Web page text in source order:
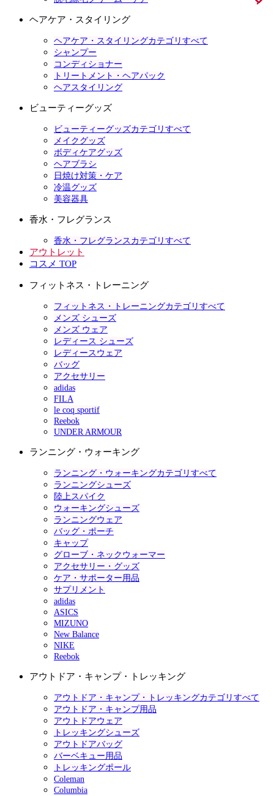
ヘアケア・スタイリング
ヘアケア・スタイリングカテゴリすべて
シャンプー
コンディショナー
トリートメント・ヘアパック
ヘアスタイリング
ビューティーグッズ
ビューティーグッズカテゴリすべて
メイクグッズ
ボディケアグッズ
ヘアブラシ
日焼け対策・ケア
冷温グッズ
美容器具
香水・フレグランス
香水・フレグランスカテゴリすべて
アウトレット
コスメ TOP
フィットネス・トレーニング
フィットネス・トレーニングカテゴリすべて
メンズ シューズ
メンズ ウェア
レディース シューズ
レディースウェア
バッグ
アクセサリー
adidas
FILA
le coq sportif
Reebok
UNDER ARMOUR
ランニング・ウォーキング
ランニング・ウォーキングカテゴリすべて
ランニングシューズ
陸上スパイク
ウォーキングシューズ
ランニングウェア
バッグ・ポーチ
キャップ
グローブ・ネックウォーマー
アクセサリー・グッズ
ケア・サポーター用品
サプリメント
adidas
ASICS
MIZUNO
New Balance
NIKE
Reebok
アウトドア・キャンプ・トレッキング
アウトドア・キャンプ・トレッキングカテゴリすべて
アウトドア・キャンプ用品
アウトドアウェア
トレッキングシューズ
アウトドアバッグ
バーベキュー用品
トレッキングポール
Coleman
Columbia